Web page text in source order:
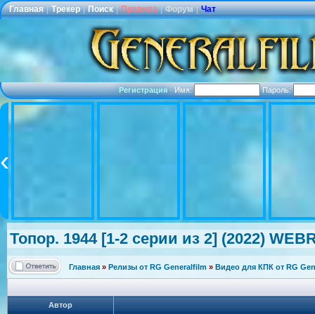
Главная | Трекер | Поиск | Правила | Форум | Чат
Регистрация·Имя: Пароль:
Топор. 1944 [1-2 серии из 2] (2022)
Главная » Релизы от RG Generalfilm » Видео для КПК от RG
Автор